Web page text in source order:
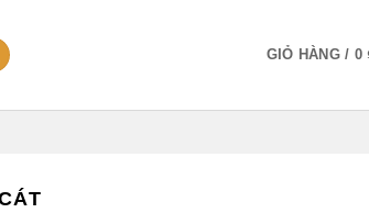
GIỎ HÀNG / 0